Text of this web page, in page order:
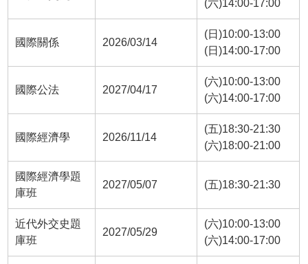
(六)14:00-17:00
國際關係 2026/03/14
(日)10:00-13:00
(日)14:00-17:00
國際公法 2027/04/17
(六)10:00-13:00
(六)14:00-17:00
國際經濟學 2026/11/14
(五)18:30-21:30
(六)18:00-21:00
國際經濟學題
庫班
2027/05/07 (五)18:30-21:30
近代外交史題
庫班
2027/05/29
(六)10:00-13:00
(六)14:00-17:00